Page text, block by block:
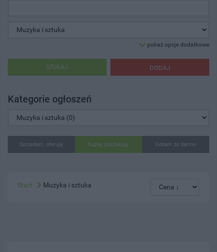
pokaż opcje dodatkowe
DODAJ
SZUKAJ
Kategorie ogłoszeń
Sprzedam, oferuję Kupię, poszukuję Oddam za darmo
Start Muzyka i sztuka